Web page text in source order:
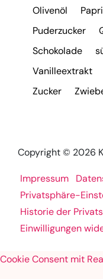
Olivenöl
Puderzucker
Schokolade
Vanilleextrakt
Zucker
Copyright © 2026
Impressum
Privatsphäre-
Historie der
Einwilligungen
Cookie Consent mit